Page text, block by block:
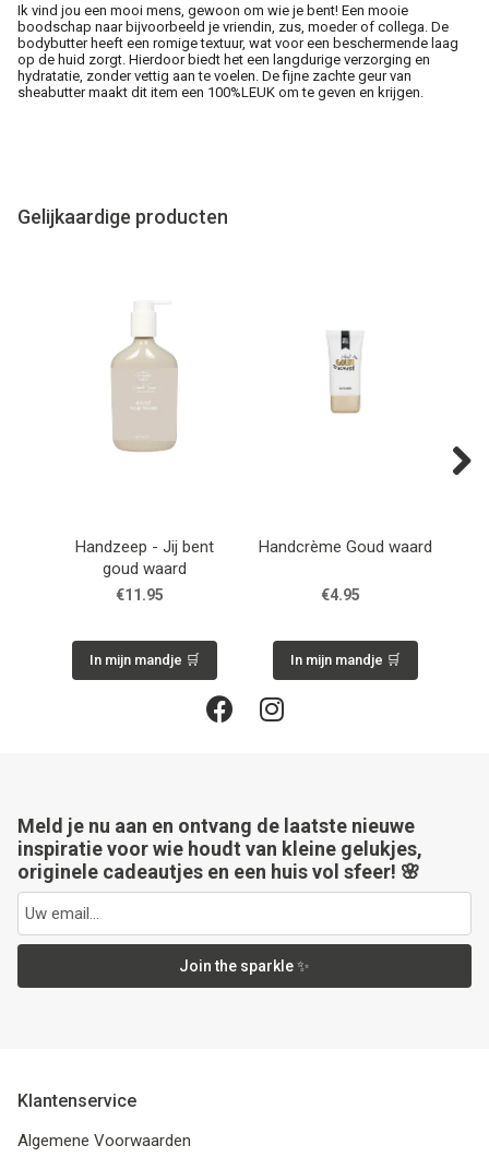
Ik vind jou een mooi mens, gewoon om wie je bent! Een mooie
boodschap naar bijvoorbeeld je vriendin, zus, moeder of collega. De
bodybutter heeft een romige textuur, wat voor een beschermende laag
op de huid zorgt. Hierdoor biedt het een langdurige verzorging en
hydratatie, zonder vettig aan te voelen. De fijne zachte geur van
sheabutter maakt dit item een 100%LEUK om te geven en krijgen.
Gelijkaardige producten
Handzeep - Jij bent
goud waard
€11.95
In mijn mandje 🛒
Handcrème Goud waard
€4.95
In mijn mandje 🛒
Meld je nu aan en ontvang de laatste nieuwe
inspiratie voor wie houdt van kleine gelukjes,
originele cadeautjes en een huis vol sfeer! 🌸
Join the sparkle ✨
Klantenservice
Algemene Voorwaarden